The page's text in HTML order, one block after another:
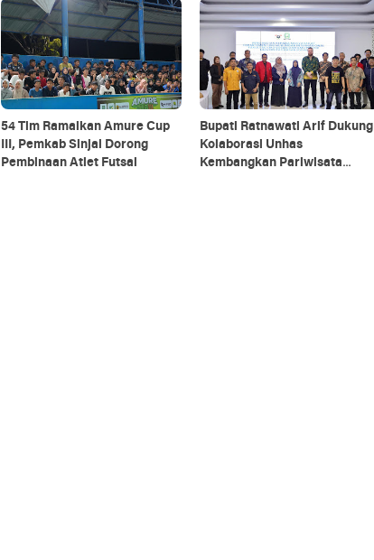
54 Tim Ramaikan Amure Cup
III, Pemkab Sinjai Dorong
Pembinaan Atlet Futsal
Bupati Ratnawati Arif Dukung
Kolaborasi Unhas
Kembangkan Pariwisata